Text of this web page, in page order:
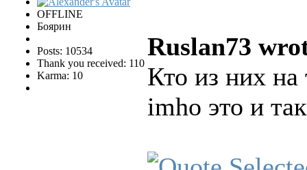
OFFLINE
Боярин
Posts: 10534
Thank you received: 110
Karma: 10
Ruslan73
Кто из них
imho это и